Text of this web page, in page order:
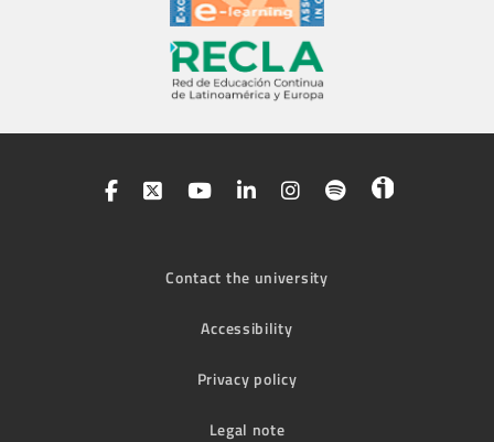
Contact the university
Accessibility
Privacy policy
Legal note